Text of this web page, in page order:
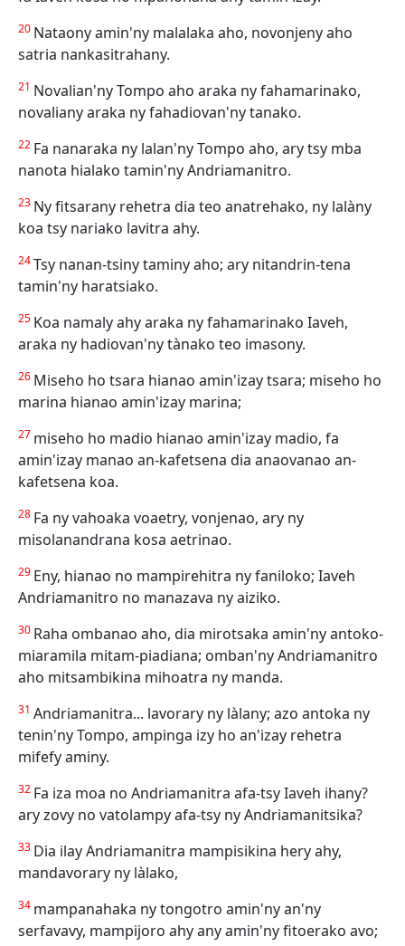
20 Nataony amin'ny malalaka aho, novonjeny aho
satria nankasitrahany.
21 Novalian'ny Tompo aho araka ny fahamarinako,
novaliany araka ny fahadiovan'ny tanako.
22 Fa nanaraka ny lalan'ny Tompo aho, ary tsy mba
nanota hialako tamin'ny Andriamanitro.
23 Ny fitsarany rehetra dia teo anatrehako, ny lalàny
koa tsy nariako lavitra ahy.
24Tsy nanan-tsiny taminy aho; ary nitandrin-tena
tamin'ny haratsiako.
25 Koa namaly ahy araka ny fahamarinako Iaveh,
araka ny hadiovan'ny tànako teo imasony.
26 Miseho ho tsara hianao amin'izay tsara; miseho ho
marina hianao amin'izay marina;
27 miseho ho madio hianao amin'izay madio, fa
amin'izay manao an-kafetsena dia anaovanao an-
kafetsena koa.
28 Fa ny vahoaka voaetry, vonjenao, ary ny
misolanandrana kosa aetrinao.
29 Eny, hianao no mampirehitra ny faniloko; Iaveh
Andriamanitro no manazava ny aiziko.
30 Raha ombanao aho, dia mirotsaka amin'ny antoko-
miaramila mitam-piadiana; omban'ny Andriamanitro
aho mitsambikina mihoatra ny manda.
31 Andriamanitra... lavorary ny làlany; azo antoka ny
tenin'ny Tompo, ampinga izy ho an'izay rehetra
mifefy aminy.
32 Fa iza moa no Andriamanitra afa-tsy Iaveh ihany?
ary zovy no vatolampy afa-tsy ny Andriamanitsika?
33 Dia ilay Andriamanitra mampisikina hery ahy,
mandavorary ny làlako,
34 mampanahaka ny tongotro amin'ny an'ny
serfavavy, mampijoro ahy any amin'ny fitoerako avo;